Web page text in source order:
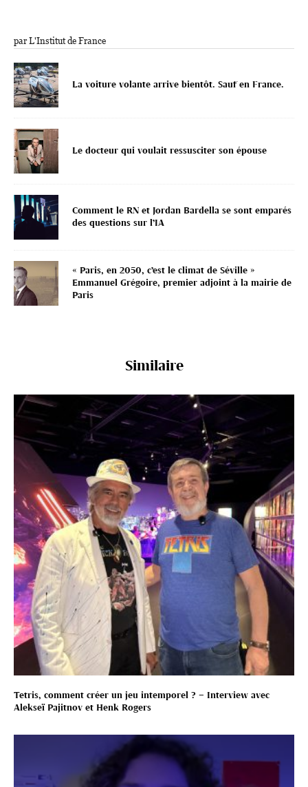
par L'Institut de France
La voiture volante arrive bientôt. Sauf en France.
Le docteur qui voulait ressusciter son épouse
Comment le RN et Jordan Bardella se sont emparés
des questions sur l’IA
« Paris, en 2050, c’est le climat de Séville »
Emmanuel Grégoire, premier adjoint à la mairie de
Paris
Similaire
Tetris, comment créer un jeu intemporel ? – Interview avec
Alekseï Pajitnov et Henk Rogers